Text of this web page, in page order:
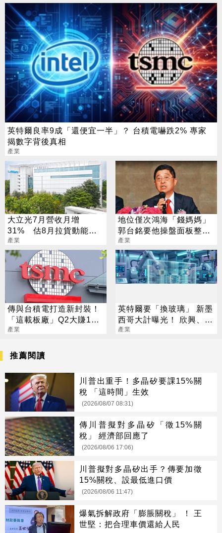
英特爾良率9成「還便宜一半」？ 台積電嚇跌2% 專家
揭數字背後真相
產業
大立光7月營收月增
31% 估8月拉貨動能會
更好
產業
地位僅次鴻海「錢媽媽」
郭台銘要他操盤面板整併
大業
產業
傳與台積電打造新封裝！
「這載板廠」Q2大賺124
億創新高
產業
英特爾要「換玻璃」 新墨
西哥大計曝光！ 欣興、宸
鴻已全面卡位
產業
推薦閱讀
川普出重手！多晶矽要課15%關
稅 「這時間」生效
(2026/08/07 08:31)
傳川普擬對多晶矽「徵15%關
稅」 經濟部回應了
(2026/08/06 17:06)
川普擬對多晶矽出手？傳要加徵
15%關稅、設最低進口價
(2026/08/06 11:47)
爆氣拆解政府「膨脹關稅」 ！ 王
世堅：把合理車價還給人民